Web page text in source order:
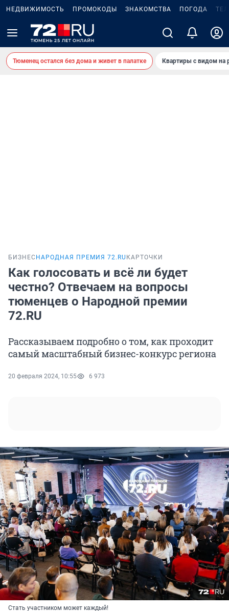
НЕДВИЖИМОСТЬ ПРОМОКОДЫ ЗНАКОМСТВА ПОГОДА
Тюменец остался без дома и живет в палатке Квартиры с видом на
БИЗНЕС НАРОДНАЯ ПРЕМИЯ 72.RU КАРТОЧКИ
Как голосовать и всё ли будет
честно? Отвечаем на вопросы
тюменцев о Народной премии
72.RU
Рассказываем подробно о том, как проходит
самый масштабный бизнес-конкурс региона
20 февраля 2024, 10:55 6 973
Стать участником может каждый!